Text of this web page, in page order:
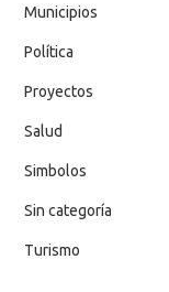
Municipios
Política
Proyectos
Salud
Simbolos
Sin categoría
Turismo